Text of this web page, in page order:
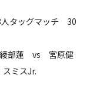
タッグマッチ 30
部蓮 vs 宮原健
ミスJr.